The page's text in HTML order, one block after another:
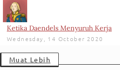
Ketika Daendels Menyuruh Kerja
Wednesday, 14 October 2020
Muat Lebih